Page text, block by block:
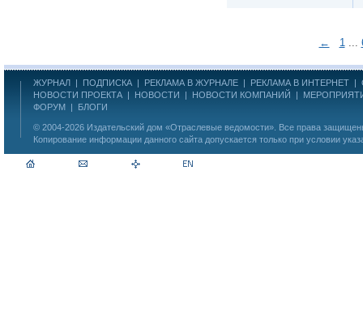
← 1...
ЖУРНАЛ | ПОДПИСКА | РЕКЛАМА В ЖУРНАЛЕ | РЕКЛАМА В ИНТЕРНЕТ |
НОВОСТИ ПРОЕКТА | НОВОСТИ | НОВОСТИ КОМПАНИЙ |
ФОРУМ | БЛОГИ
© 2004-2026 Издательский дом «Отраслевые ведомости» . Все права
Копирование информации данного сайта допускается только при условии